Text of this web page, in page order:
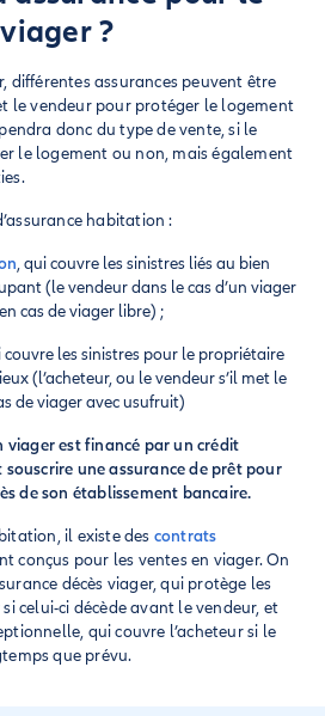
viager ?
différentes assurances peuvent être
le vendeur pour protéger le logement
donc du type de vente, si le
le logement ou non, mais également
habitation :
, qui couvre les sinistres liés au bien
(le vendeur dans le cas d’un viager
cas de viager libre) ;
couvre les sinistres pour le propriétaire
(l’acheteur, ou le vendeur s’il met le
de viager avec usufruit)
viager est financé par un crédit
une assurance de prêt pour
de son établissement bancaire.
il existe des contrats
conçus pour les ventes en viager. On
décès viager, qui protège les
celui-ci décède avant le vendeur, et
qui couvre l’acheteur si le
que prévu.